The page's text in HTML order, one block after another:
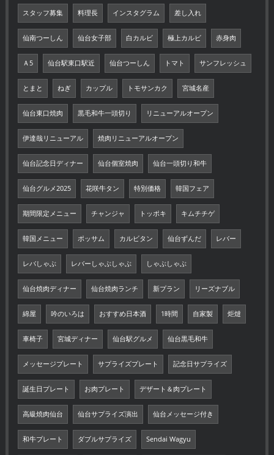
スタッフ募集 料理長 インスタグラム 差し入れ
仙南つーしん 仙台女子部 白カルビ 極上カルビ 赤身肉
Ａ5 仙台駅東口駅近 仙台つーしん トマト サンフレッシュ
とまと ねぎ カップル トモサンカク 宮城名産
仙台東口焼肉 黒毛和牛一頭切り リニューアルオープン
伊達哉リニューアル 焼肉リニューアルオープン
仙台記念日ディナー 仙台個室焼肉 仙台一頭切り和牛
仙台グルメ2025 花咲牛タン 特別価格 韓国フェア
期間限定メニュー チャンジャ トッポキ キムチチゲ
韓国メニュー ポッサム カルビタン 仙台ずんだ レバー
レバしゃぶ レバーしゃぶしゃぶ しゃぶしゃぶ
仙台焼肉ディナー 仙台焼肉ランチ 新プラン リーズナブル
綿屋 吟のいろは おすすめ日本酒 1時間 自家製 炬燵
車椅子 宮城ディナー 仙台駅グルメ 仙台黒毛和牛
メッセージプレート サプライズプレート 記念日サプライズ
誕生日プレート お肉プレート デザート＆肉プレート
高級焼肉仙台 仙台サプライズ演出 仙台メッセージ付き
和牛プレート ダブルサプライズ Sendai Wagyu